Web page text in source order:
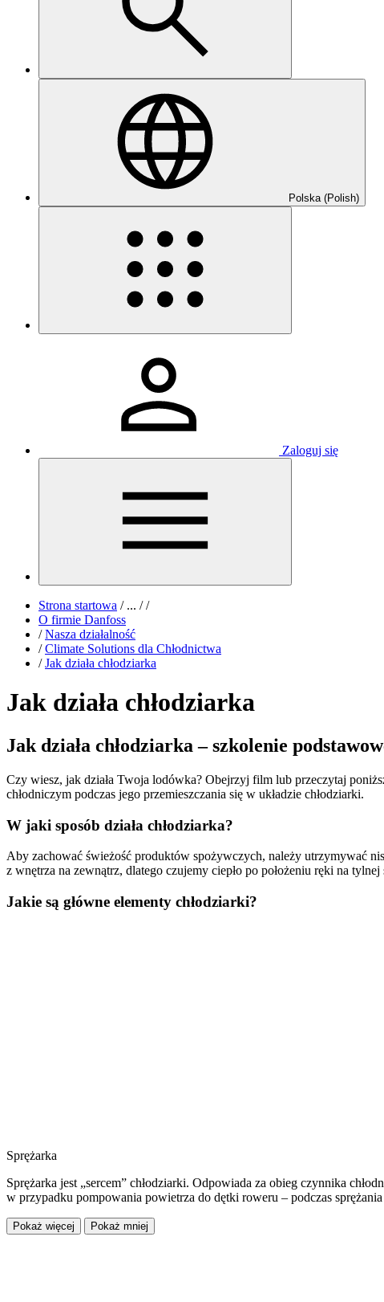
Polska (Polish)
Zaloguj się
Strona startowa /... / /
O firmie Danfoss
/ Nasza działalność
/ Climate Solutions dla Chłodnictwa
/ Jak działa chłodziarka
Jak działa chłodziarka
Jak działa chłodziarka – szkolenie
Czy wiesz, jak działa Twoja lodówka? Obejrzyj film lub przeczytaj
chłodniczym podczas jego przemieszczania się w układzie chłodziarki.
W jaki sposób działa chłodziarka?
Aby zachować świeżość produktów spożywczych, należy utrzymywać
z wnętrza na zewnątrz, dlatego czujemy ciepło po położeniu ręki na
Jakie są główne elementy chłodziarki?
Sprężarka
Sprężarka jest „sercem” chłodziarki. Odpowiada za obieg czynnika
w przypadku pompowania powietrza do dętki roweru – podczas
Pokaż więcej Pokaż mniej